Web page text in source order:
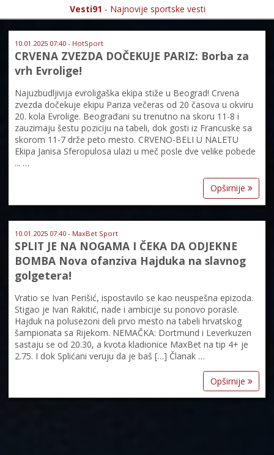
Vesti91 - Najnovije sportske vesti
10.01.2025 07:40 - HotSport
CRVENA ZVEZDA DOČEKUJE PARIZ: Borba za
vrh Evrolige!
Najuzbudljivija evroligaška ekipa stiže u Beograd! Crvena
zvezda dočekuje ekipu Pariza večeras od 20 časova u okviru
20. kola Evrolige. Beograđani su trenutno na skoru 11-8 i
zauzimaju šestu poziciju na tabeli, dok gosti iz Francuske sa
skorom 11-7 drže peto mesto. CRVENO-BELI U NALETU
Ekipa Janisa Sferopulosa ulazi u meč posle dve velike pobede
... …
Opširnije
10.01.2025 07:40 - MaxBet Sport
SPLIT JE NA NOGAMA I ČEKA DA ODJEKNE
BOMBA Nova ofanziva Hajduka na slavnog
golgetera!
Vratio se Ivan Perišić, ispostavilo se kao neuspešna epizoda.
Stigao je Ivan Rakitić, nade i ambicije su ponovo porasle.
Hajduk na polusezoni deli prvo mesto na tabeli hrvatskog
šampionata sa Rijekom. NEMAČKA: Dortmund i Leverkuzen
sastaju se od 20.30, a kvota kladionice MaxBet na tip 4+ je
2.75. I dok Splićani veruju da je baš […] Članak …
Opširnije